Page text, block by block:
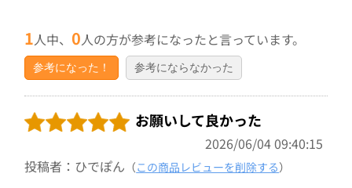
1人中、0人の方が参考になったと言っています。
参考になった！ 参考にならなかった
お願いして良かった
2026/06/04 09:40:15
投稿者：ひでぽん （この商品レビューを削除する）